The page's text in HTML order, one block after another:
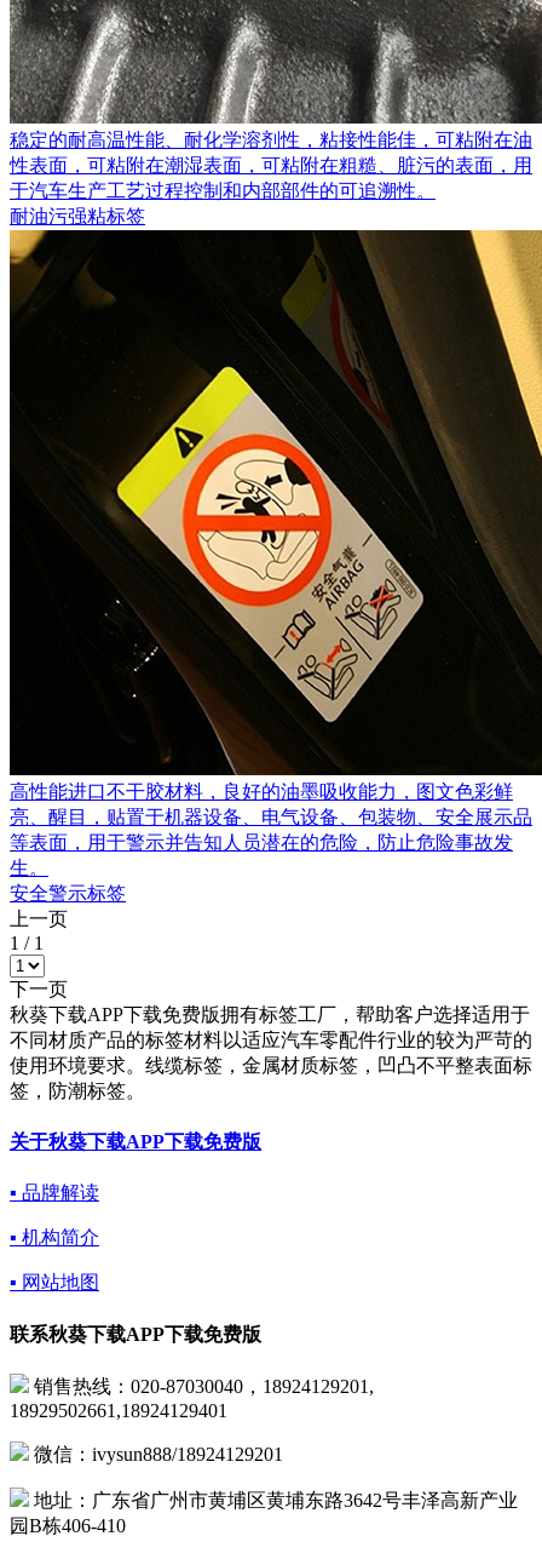
稳定的耐高温性能、耐化学溶剂性，粘接性能佳，可粘附在油
性表面，可粘附在潮湿表面，可粘附在粗糙、脏污的表面，用
于汽车生产工艺过程控制和内部部件的可追溯性。
耐油污强粘标签
高性能进口不干胶材料，良好的油墨吸收能力，图文色彩鲜
亮、醒目，贴置于机器设备、电气设备、包装物、安全展示品
等表面，用于警示并告知人员潜在的危险，防止危险事故发
生。
安全警示标签
上一页
1 / 1
下一页
秋葵下载APP下载免费版拥有标签工厂，帮助客户选择适用于
不同材质产品的标签材料以适应汽车零配件行业的较为严苛的
使用环境要求。线缆标签，金属材质标签，凹凸不平整表面标
签，防潮标签。
关于秋葵下载APP下载免费版
▪ 品牌解读
▪ 机构简介
▪ 网站地图
联系秋葵下载APP下载免费版
销售热线：020-87030040，18924129201,
18929502661,18924129401
微信：ivysun888/18924129201
地址：广东省广州市黄埔区黄埔东路3642号丰泽高新产业
园B栋406-410